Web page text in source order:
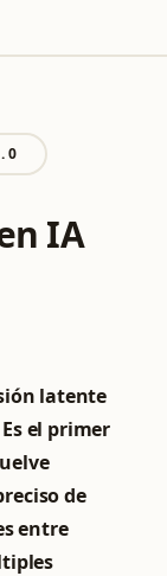
IA
latente
el primer
de
entre